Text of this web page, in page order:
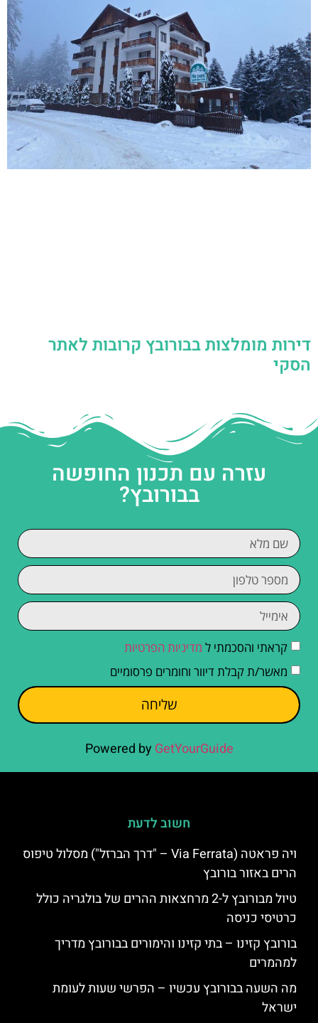
דירות מומלצות בבורובץ קרובות לאתר
הסקי
עזרה עם תכנון החופשה
בבורובץ?
קראתי והסכמתי ל מדיניות הפרטיות
מאשר/ת קבלת דיוור וחומרים פרסומיים
שליחה
Powered by GetYourGuide
חשוב לדעת
ויה פראטה (Via Ferrata – "דרך הברזל") מסלול טיפוס
הרים באזור בורובץ
טיול מבורובץ ל-2 מרחצאות ההרים של בולגריה כולל
כרטיסי כניסה
בורובץ קזינו – בתי קזינו והימורים בבורובץ מדריך
למהמרים
מה השעה בבורובץ עכשיו – הפרשי שעות לעומת
ישראל